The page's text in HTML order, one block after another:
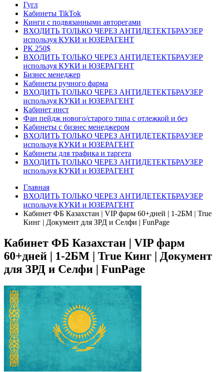
Гугл
Кабинеты TikTok
Кинги с подвязанными авторегами
ВХОДИТЬ ТОЛЬКО ЧЕРЕЗ АНТИДЕТЕКТБРАУЗЕР
используя КУКИ и ЮЗЕРАГЕНТ
РК 250$
ВХОДИТЬ ТОЛЬКО ЧЕРЕЗ АНТИДЕТЕКТБРАУЗЕР
используя КУКИ и ЮЗЕРАГЕНТ
Бизнес менеджер
Кабинеты ручного фарма
ВХОДИТЬ ТОЛЬКО ЧЕРЕЗ АНТИДЕТЕКТБРАУЗЕР
используя КУКИ и ЮЗЕРАГЕНТ
Кабинет инст
Фан пейдж нового/старого типа с отлежкой и без
Кабинеты с бизнес менеджером
ВХОДИТЬ ТОЛЬКО ЧЕРЕЗ АНТИДЕТЕКТБРАУЗЕР
используя КУКИ и ЮЗЕРАГЕНТ
Кабинеты для трафика и таргета
ВХОДИТЬ ТОЛЬКО ЧЕРЕЗ АНТИДЕТЕКТБРАУЗЕР
используя КУКИ и ЮЗЕРАГЕНТ
Главная
ВХОДИТЬ ТОЛЬКО ЧЕРЕЗ АНТИДЕТЕКТБРАУЗЕР
используя КУКИ и ЮЗЕРАГЕНТ
Кабинет ФБ Казахстан | VIP фарм 60+дней | 1-2БМ | True
Кинг | Документ для ЗРД и Селфи | FunPage
Кабинет ФБ Казахстан | VIP фарм
60+дней | 1-2БМ | True Кинг | Документ
для ЗРД и Селфи | FunPage